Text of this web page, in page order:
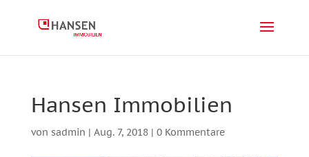
Hansen Immobilien
von sadmin | Aug. 7, 2018| 0 Kommentare